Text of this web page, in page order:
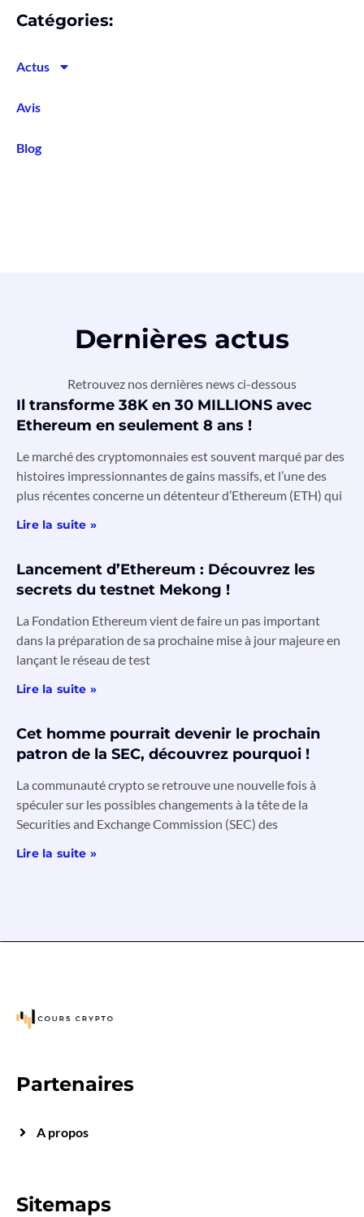
Catégories:
Actus
Avis
Blog
Dernières actus
Retrouvez nos dernières news ci-dessous
Il transforme 38K en 30 MILLIONS avec
Ethereum en seulement 8 ans !
Le marché des cryptomonnaies est souvent marqué par des
histoires impressionnantes de gains massifs, et l’une des
plus récentes concerne un détenteur d’Ethereum (ETH) qui
Lire la suite »
Lancement d’Ethereum : Découvrez les
secrets du testnet Mekong !
La Fondation Ethereum vient de faire un pas important
dans la préparation de sa prochaine mise à jour majeure en
lançant le réseau de test
Lire la suite »
Cet homme pourrait devenir le prochain
patron de la SEC, découvrez pourquoi !
La communauté crypto se retrouve une nouvelle fois à
spéculer sur les possibles changements à la tête de la
Securities and Exchange Commission (SEC) des
Lire la suite »
Partenaires
A propos
Sitemaps